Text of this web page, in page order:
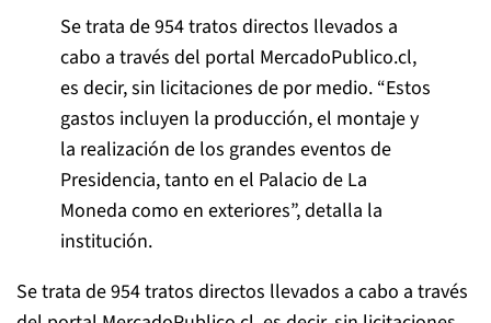
Se trata de954 tratos directos llevados a
cabo a través del portal MercadoPublico.cl,
es decir, sin licitaciones de por medio. “Estos
gastos incluyen la producción, el montaje y
la realización de los grandes eventos de
Presidencia, tanto en el Palacio de La
Moneda como en exteriores”, detalla la
institución.
Se trata de954 tratos directos llevados a cabo a través